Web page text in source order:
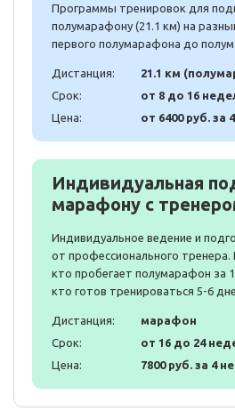
Программы тренировок для
полумарафону (21.1 км) на
первого полумарафона до
Дистанция:
21.1 км
Срок:
от 8 до 16
Цена:
от 6400 руб. за
Индивидуальная
марафону с
Индивидуальное ведение и
от профессионального
кто пробегает полумарафон за
кто готов тренироваться 5-6
Дистанция:
марафон
Срок:
от 16 до 24
Цена:
7800 руб. за 4